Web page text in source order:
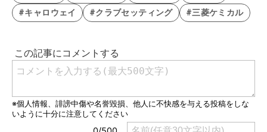
#キャロウェイ
#クラブセッティング #三菱ケミカル